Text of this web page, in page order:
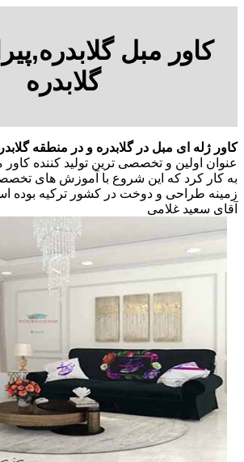
کاور مبل
گلابدره
کاور ژله ای مبل در گلابدره و در منطقه
عنوان اولین و تخصصی ترین تولید کننده
به کار کرد که این شروع با آموزش های
آقای سعید غلامی